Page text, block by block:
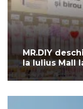
MR.DIY
la Iulius Mall